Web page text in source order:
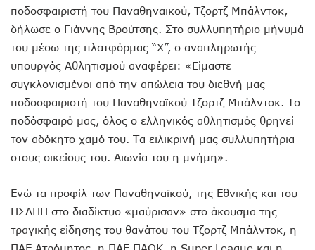
ποδοσφαιριστή του Παναθηναϊκού, Τζορτζ Μπάλντοκ,
δήλωσε ο Γιάννης Βρούτσης. Στο συλλυπητήριο μήνυμά
του μέσω της πλατφόρμας “Χ”, ο αναπληρωτής
υπουργός Αθλητισμού αναφέρει: «Είμαστε
συγκλονισμένοι από την απώλεια του διεθνή μας
ποδοσφαιριστή του Παναθηναϊκού Τζορτζ Μπάλντοκ. Το
ποδόσφαιρό μας, όλος ο ελληνικός αθλητισμός θρηνεί
τον αδόκητο χαμό του. Τα ειλικρινή μας συλλυπητήρια
στους οικείους του. Αιωνία του η μνήμη».
Ενώ τα προφίλ των Παναθηναϊκού, της Εθνικής και του
ΠΣΑΠΠ στο διαδίκτυο «μαύρισαν» στο άκουσμα της
τραγικής είδησης του θανάτου του Τζορτζ Μπάλντοκ, η